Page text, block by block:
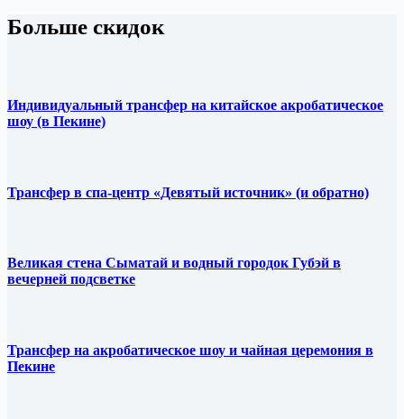
Больше скидок
Индивидуальный трансфер на китайское акробатическое
шоу (в Пекине)
Трансфер в спа-центр «Девятый источник» (и обратно)
Великая стена Сыматай и водный городок Губэй в
вечерней подсветке
Трансфер на акробатическое шоу и чайная церемония в
Пекине